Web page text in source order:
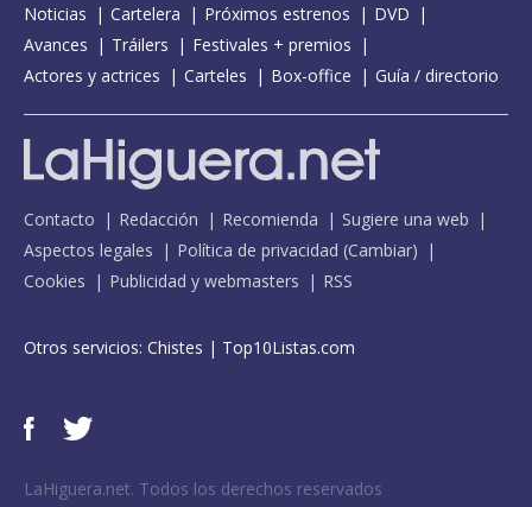
Noticias Cartelera Próximos estrenos
DVD
Avances
Tráilers
Festivales + premios
Actores y actrices
Carteles Box-office Guía / directorio
Contacto Redacción Recomienda
Sugiere una web
Aspectos legales
Política de privacidad (Cambiar)
Cookies
Publicidad y webmasters RSS
Otros servicios: Chistes | Top10Listas.com
LaHiguera.net. Todos los derechos reservados